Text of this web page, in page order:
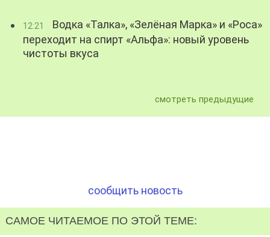
12:21
Водка «Талка», «Зелёная Марка» и «Роса»
переходит на спирт «Альфа»: новый уровень
чистоты вкуса
смотреть предыдущие
сообщить новость
САМОЕ ЧИТАЕМОЕ ПО ЭТОЙ ТЕМЕ: